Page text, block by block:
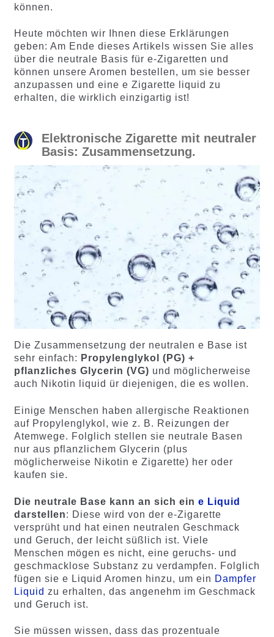
können.
Heute möchten wir Ihnen diese Erklärungen
geben: Am Ende dieses Artikels wissen Sie alles
über die neutrale Basis für e-Zigaretten und
können unsere Aromen bestellen, um sie besser
anzupassen und eine e Zigarette liquid zu
erhalten, die wirklich einzigartig ist!
Elektronische Zigarette mit neutraler
Basis: Zusammensetzung.
Die Zusammensetzung der neutralen e Base ist
sehr einfach: Propylenglykol (PG) +
pflanzliches Glycerin (VG) und möglicherweise
auch Nikotin liquid ür diejenigen, die es wollen.
Einige Menschen haben allergische Reaktionen
auf Propylenglykol, wie z. B. Reizungen der
Atemwege. Folglich stellen sie neutrale Basen
nur aus pflanzlichem Glycerin (plus
möglicherweise Nikotin e Zigarette) her oder
kaufen sie.
Die neutrale Base kann an sich ein e Liquid
darstellen: Diese wird von der e-Zigarette
versprüht und hat einen neutralen Geschmack
und Geruch, der leicht süßlich ist. Viele
Menschen mögen es nicht, eine geruchs- und
geschmacklose Substanz zu verdampfen. Folglich
fügen sie e Liquid Aromen hinzu, um ein Dampfer
Liquid zu erhalten, das angenehm im Geschmack
und Geruch ist.
Sie müssen wissen, dass das prozentuale